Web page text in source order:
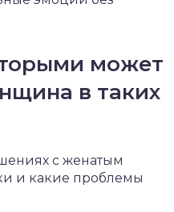
может
в таких
с женатым
и какие проблемы